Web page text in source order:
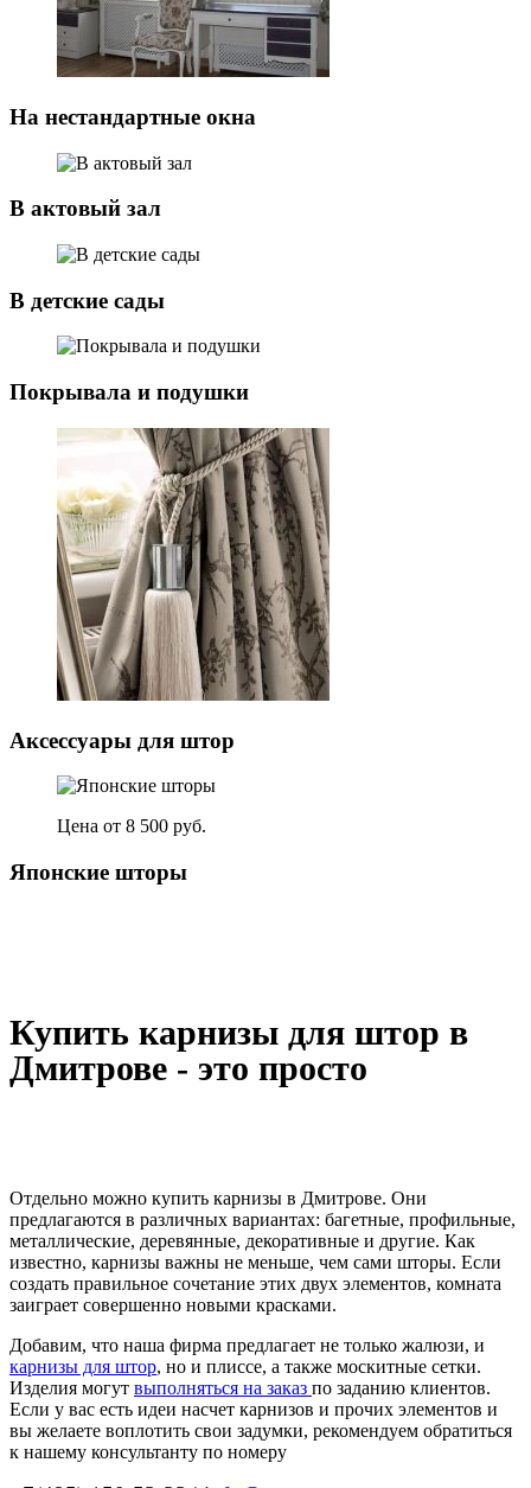
На нестандартные окна
В актовый зал
В детские сады
Покрывала и подушки
Аксессуары для штор
Цена от 8 500 руб.
Японские шторы
Купить карнизы для штор в
Дмитрове - это просто
Отдельно можно купить карнизы в Дмитрове. Они
предлагаются в различных вариантах: багетные, профильные,
металлические, деревянные, декоративные и другие. Как
известно, карнизы важны не меньше, чем сами шторы. Если
создать правильное сочетание этих двух элементов, комната
заиграет совершенно новыми красками.
Добавим, что наша фирма предлагает не только жалюзи, и
карнизы для штор, но и плиссе, а также москитные сетки.
Изделия могут выполняться на заказ по заданию клиентов.
Если у вас есть идеи насчет карнизов и прочих элементов и
вы желаете воплотить свои задумки, рекомендуем обратиться
к нашему консультанту по номеру